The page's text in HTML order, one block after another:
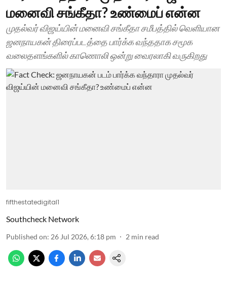
மனைவி சங்கீதா? உண்மைப் என்ன
முதல்வர் விஜய்யின் மனைவி சங்கீதா சமீபத்தில் வெளியான
ஜனநாயகன் திரைப்படத்தை பார்க்க வந்ததாக சமூக
வலைதளங்களில் காணொலி ஒன்று வைரலாகி வருகிறது
fifthestatedigital1
Southcheck Network
Published on: 26 Jul 2026, 6:18 pm 2 min read